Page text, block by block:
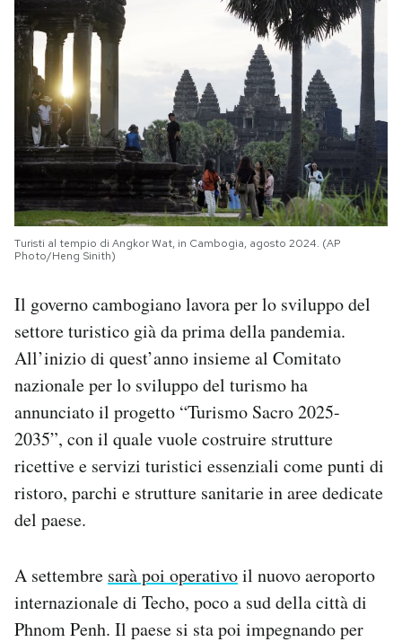
Turisti al tempio di Angkor Wat, in Cambogia, agosto 2024. (AP
Photo/Heng Sinith)
Il governo cambogiano lavora per lo sviluppo del
settore turistico già da prima della pandemia.
All’inizio di quest’anno insieme al Comitato
nazionale per lo sviluppo del turismo ha
annunciato il progetto “Turismo Sacro 2025-
2035”, con il quale vuole costruire strutture
ricettive e servizi turistici essenziali come punti di
ristoro, parchi e strutture sanitarie in aree dedicate
del paese.
A settembre sarà poi operativoil nuovo aeroporto
internazionale di Techo, poco a sud della città di
Phnom Penh. Il paese si sta poi impegnando per